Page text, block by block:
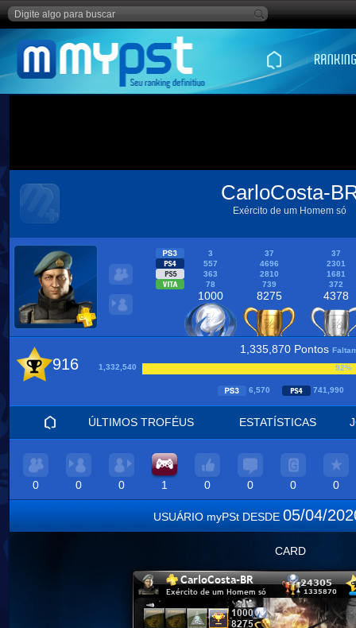
CarloCosta-
Exército de um Homem só
3 37
37
557
4696
2301
363
2810
1681
78
739 372
1000 8275 4378
916
1,335,870 Pontos
1,332,540
92%
6,570 741,990
ÚLTIMOS TROFÉUS ESTATÍSTICAS
0 0 0 1 0 0 0 0
USUÁRIO myPSt DESDE 05/04/
CARD